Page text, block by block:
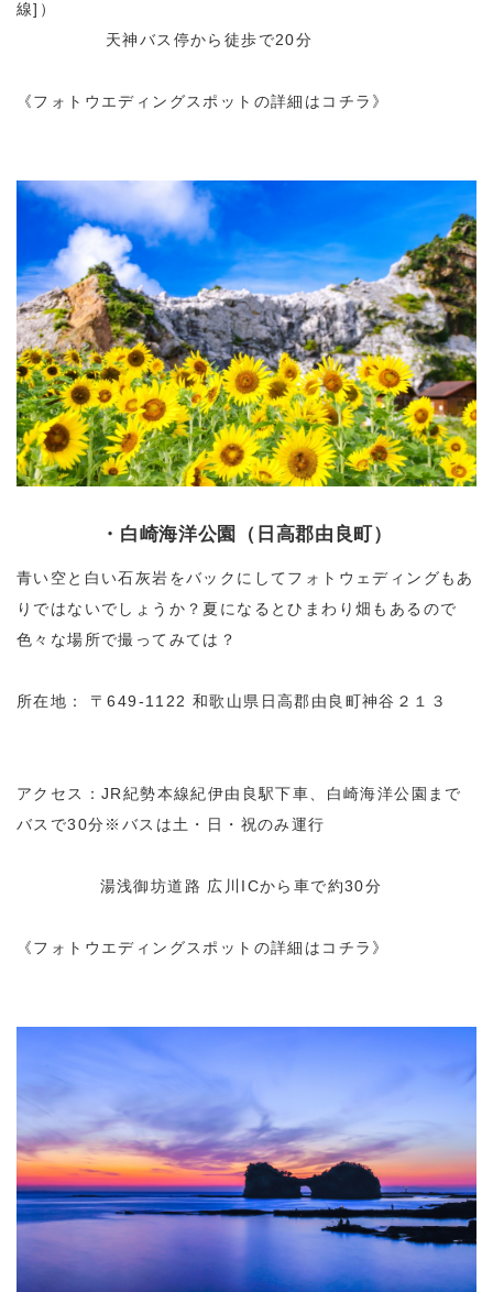
線]）
天神バス停から徒歩で20分
《フォトウエディングスポットの詳細はコチラ》
・白崎海洋公園（日高郡由良町）
青い空と白い石灰岩をバックにしてフォトウェディングもあ
りではないでしょうか？夏になるとひまわり畑もあるので
色々な場所で撮ってみては？
所在地： 〒649-1122 和歌山県日高郡由良町神谷２１３
アクセス：JR紀勢本線紀伊由良駅下車、白崎海洋公園まで
バスで30分※バスは土・日・祝のみ運行
湯浅御坊道路 広川ICから車で約30分
《フォトウエディングスポットの詳細はコチラ》